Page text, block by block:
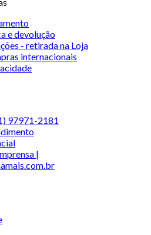
e devolução
- retirada na Loja
internacionais
97971-2181
|